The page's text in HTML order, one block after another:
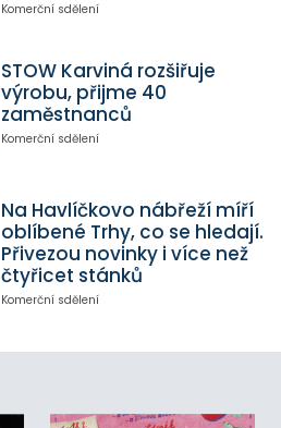
Komerční sdělení
STOW Karviná rozšiřuje
výrobu, přijme 40
zaměstnanců
Komerční sdělení
Na Havlíčkovo nábřeží míří
oblíbené Trhy, co se hledají.
Přivezou novinky i více než
čtyřicet stánků
Komerční sdělení